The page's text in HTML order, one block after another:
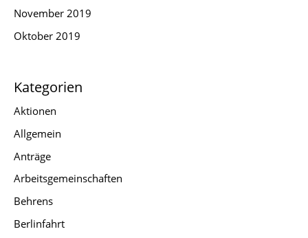
November 2019
Oktober 2019
Kategorien
Aktionen
Allgemein
Anträge
Arbeitsgemeinschaften
Behrens
Berlinfahrt